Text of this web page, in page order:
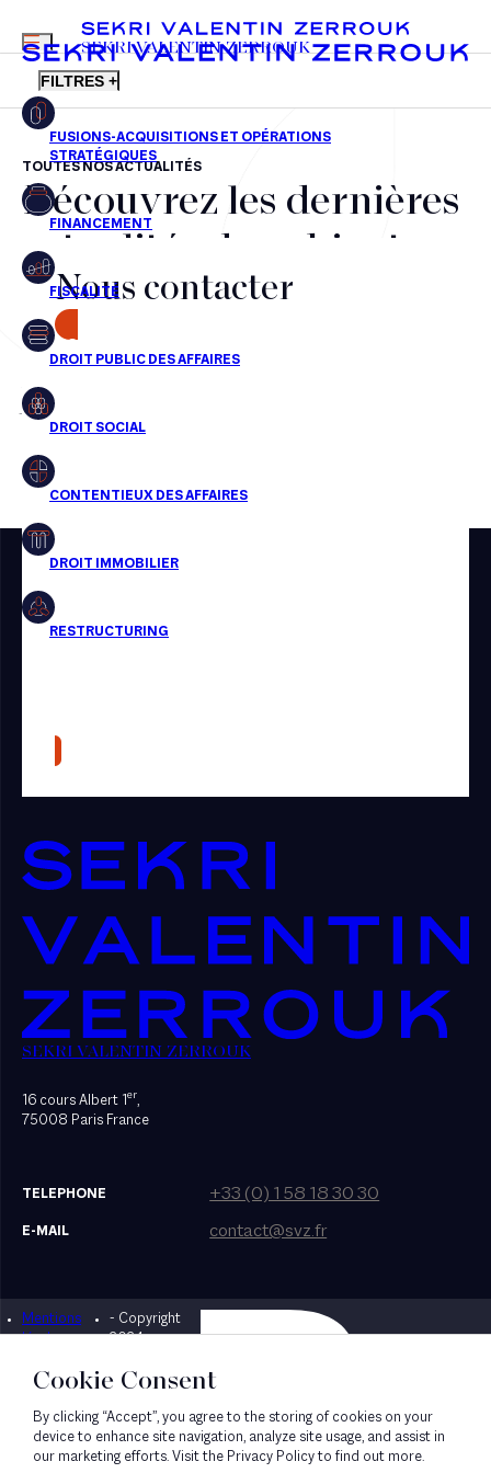
FR EN
MENU
SEKRI VALENTIN ZERROUK
FILTRES +
Fusions-acquisitions et opérations stratégiques
Financement
Fiscalité
Droit public des affaires
Droit social
Droit immobilier
Restructuring
Presse
TOUTES NOS ACTUALITÉS
Découvrez les dernières
actualités du cabinet,
nos récompenses et nos
transactions, jour après
jour
Aucun résultats pour cette recherche
Nous contacter
SEKRI VALENTIN ZERROUK
16 cours Albert 1er,
75008 Paris France
TELEPHONE +33 (0) 1 58 18 30 30
E-MAIL contact@svz.fr
Mentions
légales
- Copyright
2024
Designed by Bonhomme
Cookie Consent
By clicking “Accept”, you agree to the storing of cookies on your
device to enhance site navigation, analyze site usage, and assist in
our marketing efforts. Visit the Privacy Policy to find out more.